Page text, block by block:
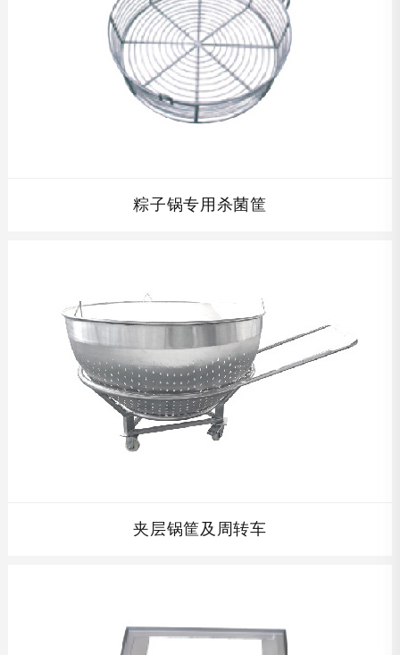
查看详情
粽子锅专用杀菌筐
查看详情
夹层锅筐及周转车